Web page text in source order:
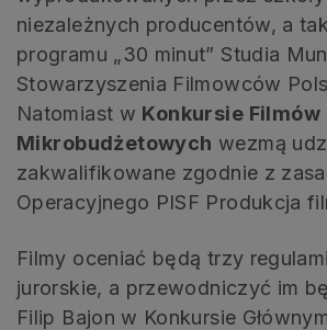
niezależnych producentów, a
programu „30 minut” Studia
Stowarzyszenia Filmowców
Natomiast w Konkursie Filmów
Mikrobudżetowych wezmą
zakwalifikowane zgodnie z
Operacyjnego PISF Produkcja
Filmy oceniać będą trzy
jurorskie, a przewodniczyć im
Filip Bajon w Konkursie